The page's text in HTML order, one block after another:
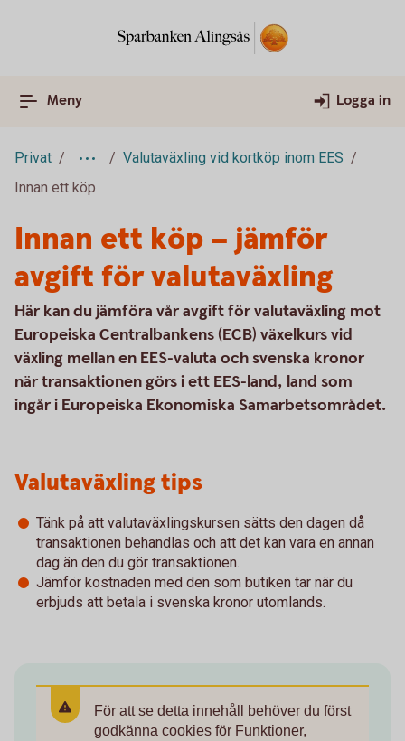
Meny Logga in
Privat
Valutaväxling vid kortköp inom EES
Innan ett köp
Innan ett köp – jämför
avgift för valutaväxling
Här kan du jämföra vår avgift för valutaväxling mot
Europeiska Centralbankens (ECB) växelkurs vid
växling mellan en EES-valuta och svenska kronor
när transaktionen görs i ett EES-land, land som
ingår i Europeiska Ekonomiska Samarbetsområdet.
Valutaväxling tips
Tänk på att valutaväxlingskursen sätts den dagen då
transaktionen behandlas och att det kan vara en annan
dag än den du gör transaktionen.
Jämför kostnaden med den som butiken tar när du
erbjuds att betala i svenska kronor utomlands.
För att se detta innehåll behöver du först
godkänna cookies för Funktioner,